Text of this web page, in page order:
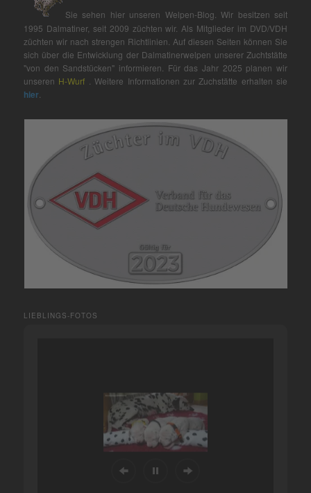
Sie sehen hier unseren Welpen-Blog. Wir besitzen seit
1995 Dalmatiner, seit 2009 züchten wir. Als Mitglieder im DVD/VDH
züchten wir nach strengen Richtlinien. Auf diesen Seiten können Sie
sich über die Entwicklung der Dalmatinerwelpen unserer Zuchtstätte
"von den Sandstücken" informieren. Für das Jahr 2025 planen wir
unseren H-Wurf . Weitere Informationen zur Zuchstätte erhalten sie
hier
LIEBLINGS-FOTOS